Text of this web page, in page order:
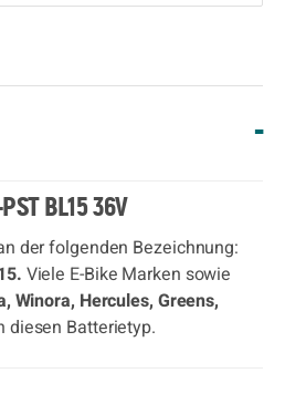
-
BL15 36V
der folgenden Bezeichnung:
Viele E-Bike Marken sowie
Winora, Hercules, Greens,
diesen Batterietyp.